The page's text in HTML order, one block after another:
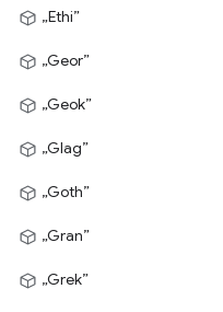
„Ethi”
„Geor”
„Geok”
„Glag”
„Goth”
„Gran”
„Grek”